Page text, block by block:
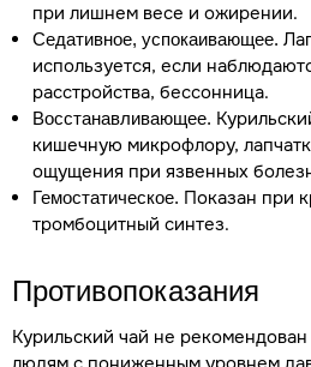
при лишнем весе и ожирении.
Седативное, успокаивающее.
используется, если
расстройства, бессонница.
Восстанавливающее.
кишечную микрофлору,
ощущения при язвенных
Гемостатическое. Показан при
тромбоцитный синтез.
Противопоказания
Курильский чай не